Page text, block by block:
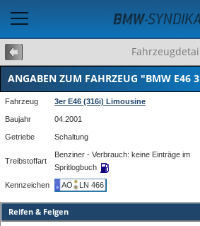
ANGABEN ZUM FAHRZEUG "BMW E46
Fahrzeug 3er E46 (316i) Limousine
Baujahr 04.2001
Getriebe Schaltung
Treibstoffart
Benziner - Verbrauch: keine Einträge im
Spritlogbuch
Kennzeichen AÖ LN 466
Reifen & Felgen